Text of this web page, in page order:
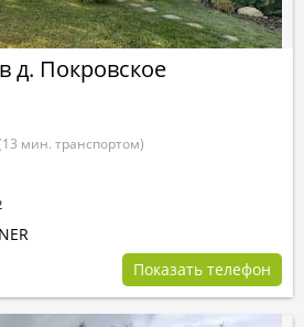
д. Покровское
мин. транспортом)
Показать телефон